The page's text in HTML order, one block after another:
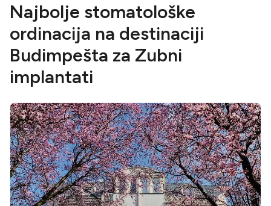
Najbolje stomatološke
ordinacija na destinaciji
Budimpešta za Zubni
implantati